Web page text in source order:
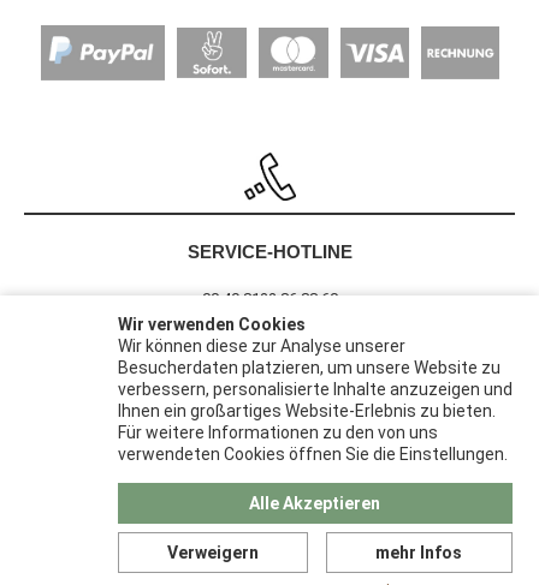
SERVICE-HOTLINE
00 49 8122 86 88 60
© 2026 | Pack-Haus ist eine Marke derPapier Karl GmbH &
Barrierefreiheit
Widerrufsrecht
Datenschutz
AGB
Impressum
Wir verwenden Cookies
Wir können diese zur Analyse unserer
Besucherdaten platzieren, um unsere Website zu
verbessern, personalisierte Inhalte anzuzeigen und
Ihnen ein großartiges Website-Erlebnis zu bieten.
Für weitere Informationen zu den von uns
verwendeten Cookies öffnen Sie die Einstellungen.
Verweigern
Alle Akzeptieren
mehr Infos